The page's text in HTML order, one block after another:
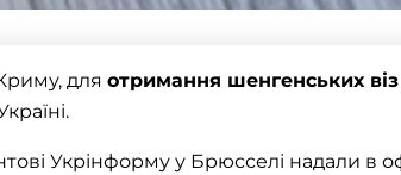
для отримання шенгенських віз
Укрінформу у Брюсселі надали в